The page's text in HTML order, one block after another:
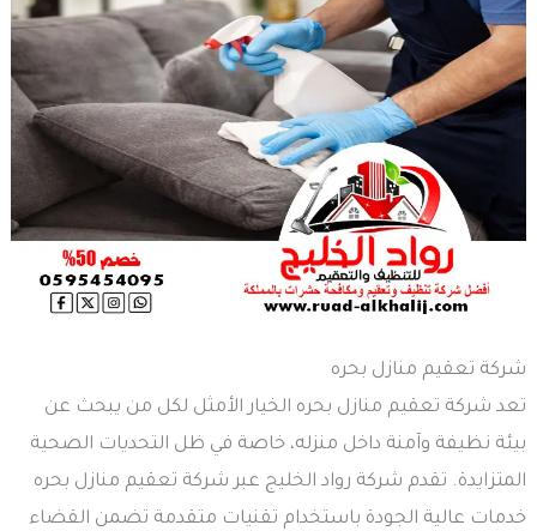
شركة تعقيم منازل بحره
تعد شركة تعقيم منازل بحره الخيار الأمثل لكل من يبحث عن
بيئة نظيفة وآمنة داخل منزله، خاصة في ظل التحديات الصحية
المتزايدة. تقدم شركة رواد الخليج عبر شركة تعقيم منازل بحره
خدمات عالية الجودة باستخدام تقنيات متقدمة تضمن القضاء